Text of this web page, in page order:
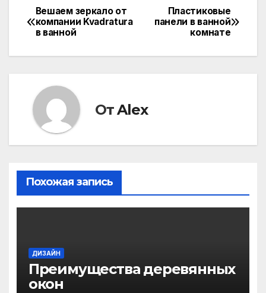
Навигация
по
Пластиковые
панели в ванной
комнате
Вешаем зеркало от
компании Kvadratura
в ванной
ОтAlex
Похожая запись
ДИЗАЙН
Преимущества деревянных
окон